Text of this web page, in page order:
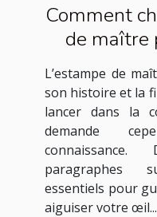
Comment
de maître
L’estampe de
son histoire et la
lancer dans la
demande
paragraphes
essentiels pour
aiguiser votre œil...